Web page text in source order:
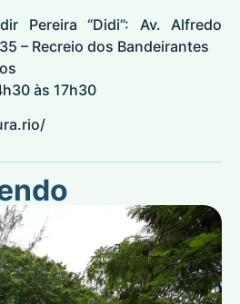
Pereira “Didi”: Av. Alfredo
– Recreio dos Bandeirantes
às 17h30